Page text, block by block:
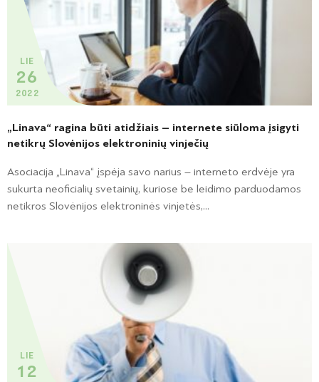
LIE
26
2022
„Linava“ ragina būti atidžiais – internete siūloma įsigyti
netikrų Slovėnijos elektroninių vinječių
Asociacija „Linava“ įspėja savo narius – interneto erdvėje yra
sukurta neoficialių svetainių, kuriose be leidimo parduodamos
netikros Slovėnijos elektroninės vinjetės,...
LIE
12